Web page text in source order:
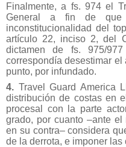
Finalmente, a fs. 974 el
General a fin de que
inconstitucionalidad del
artículo 22, inciso 2, del
dictamen de fs. 975/
correspondía desestimar
punto, por infundado.
4. Travel Guard America
distribución de costas en
procesal con la parte
grado, por cuanto –ante
en su contra– considera
de la derrota, e imponer